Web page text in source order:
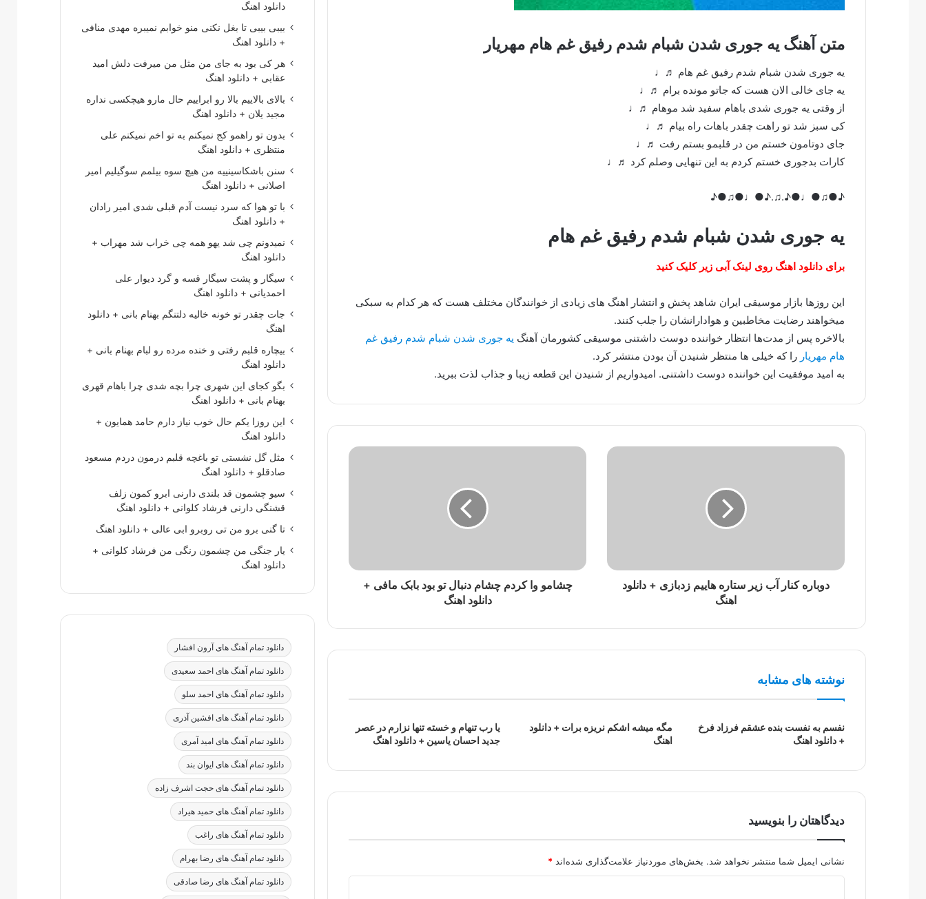
متن آهنگ یه جوری شدن شبام شدم رفیق غم هام مهریار
یه جوری شدن شبام شدم رفیق غم هام ♬♩
یه جای خالی الان هست که جاتو مونده برام ♬♩
از وقتی یه جوری شدی باهام سفید شد موهام ♬♩
کی سبز شد تو راهت چقدر باهات راه بیام ♬♩
جای دوتامون خستم من در قلبمو بستم رفت ♬♩
کارات بدجوری خستم کردم به این تنهایی وصلم کرد ♬♩
♪●♫●♩●♪.♫.♪●♩●♫●♪
یه جوری شدن شبام شدم رفیق غم هام
برای دانلود اهنگ روی لینک آبی زیر کلیک کنید
این روزها بازار موسیقی ایران شاهد پخش و انتشار اهنگ های زیادی از خوانندگان مختلف هست که هر کدام به سبکی
میخواهند رضایت مخاطبین و هوادارانشان را جلب کنند.
بالاخره پس از مدت‌ها انتظار خواننده دوست داشتنی موسیقی کشورمان آهنگ یه جوری شدن شبام شدم رفیق غم
هام مهریار را که خیلی ها منتظر شنیدن آن بودن منتشر کرد.
به امید موفقیت این خواننده دوست داشتنی. امیدواریم از شنیدن این قطعه زیبا و جذاب لذت ببرید.
دوباره کنار آب زیر ستاره هاییم زدبازی + دانلود
اهنگ
چشامو وا کردم چشام دنبال تو بود بابک مافی +
دانلود اهنگ
نوشته های مشابه
نفسم به نفست بنده عشقم فرزاد فرخ
+ دانلود اهنگ
مگه میشه اشکم نریزه برات + دانلود
اهنگ
یا رب تنهام و خسته تنها نزارم در عصر
جدید احسان یاسین + دانلود اهنگ
دیدگاهتان را بنویسید
نشانی ایمیل شما منتشر نخواهد شد. بخش‌های موردنیاز علامت‌گذاری شده‌اند *
دانلود اهنگ
بیبی بیبی تا بغل نکنی منو خوابم نمیبره مهدی منافی
+ دانلود اهنگ
هر کی بود به جای من مثل من میرفت دلش امید
عقابی + دانلود اهنگ
بالای بالاییم بالا رو ابراییم حال مارو هیچکسی نداره
مجید یلان + دانلود اهنگ
بدون تو راهمو کج نمیکنم به تو اخم نمیکنم علی
منتظری + دانلود اهنگ
سنن باشکاسینییه من هیچ سوه بیلمم سوگیلیم امیر
اصلانی + دانلود اهنگ
با تو هوا که سرد نیست آدم قبلی شدی امیر رادان
+ دانلود اهنگ
نمیدونم چی شد یهو همه چی خراب شد مهراب +
دانلود اهنگ
سیگار و پشت سیگار قسه و گرد دیوار علی
احمدیانی + دانلود اهنگ
جات چقدر تو خونه خالیه دلتنگم بهنام بانی + دانلود
اهنگ
بیچاره قلبم رفتی و خنده مرده رو لبام بهنام بانی +
دانلود اهنگ
بگو کجای این شهری چرا بچه شدی چرا باهام قهری
بهنام بانی + دانلود اهنگ
این روزا یکم حال خوب نیاز دارم حامد همایون +
دانلود اهنگ
مثل گل نشستی تو باغچه قلبم درمون دردم مسعود
صادقلو + دانلود اهنگ
سیو چشمون قد بلندی دارنی ابرو کمون زلف
قشنگی دارنی فرشاد کلوانی + دانلود اهنگ
تا گنی برو من تی روبرو ابی عالی + دانلود اهنگ
یار جنگی من چشمون رنگی من فرشاد کلوانی +
دانلود اهنگ
دانلود تمام آهنگ های آرون افشار
دانلود تمام آهنگ های احمد سعیدی
دانلود تمام آهنگ های احمد سلو
دانلود تمام آهنگ های افشین آذری
دانلود تمام آهنگ های امید آمری
دانلود تمام آهنگ های ایوان بند
دانلود تمام آهنگ های حجت اشرف زاده
دانلود تمام آهنگ های حمید هیراد
دانلود تمام آهنگ های راغب
دانلود تمام آهنگ های رضا بهرام
دانلود تمام آهنگ های رضا صادقی